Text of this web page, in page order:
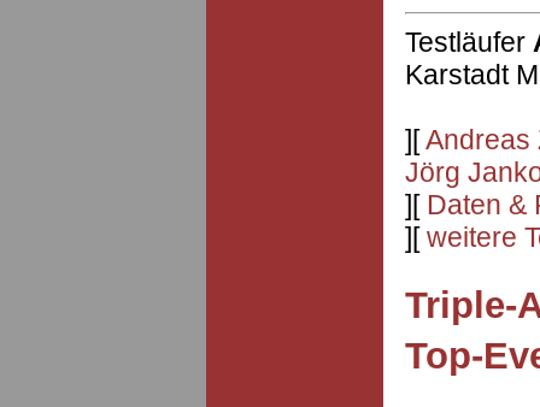
Testläufer
Karstadt
][Andreas
Jörg
][ Daten &
][weitere
Triple-
Top-